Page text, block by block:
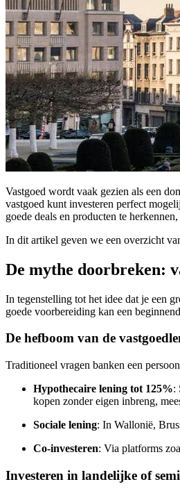
Vastgoed wordt vaak gezien als een
vastgoed kunt investeren perfect
goede deals en producten te
In dit artikel geven we een overzicht
De mythe doorbreken:
In tegenstelling tot het idee dat je een
goede voorbereiding kan een
De hefboom van de
Traditioneel vragen banken een
Hypothecaire lening tot 125%:
kopen zonder eigen inbreng,
Sociale lening: In Wallonië,
Co-investeren: Via platforms
Investeren in landelijke of